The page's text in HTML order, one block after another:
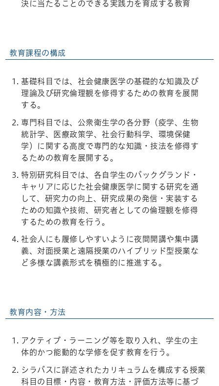
決に当たることのできる実践力を育成する教育
教育課程の構成
基礎科目では、社会健康医学の基礎的な知識及び
理論及び研究倫理観を修得するための教育を展開
する。
専門科目では、公衆衛生学の各分野（疫学、生物
統計学、医療政策学、社会行動科学、環境保健
学）に関する高度で専門的な知識・技法を修得す
るための教育を展開する。
特別研究科目では、各自学生のバックグランド・
キャリアに応じた社会健康医学に関する研究を通
して、研究力の向上、研究成果の発信・実装する
ための知識や技術、研究者としての倫理観を修得
するための教育を行う。
社会人にも履修しやすいように夜間開講や集中講
義、対面授業と遠隔授業のハイブリッド型授業な
ど多様な講義形式を積極的に推進する。
教育内容・方法
アクティブ・ラーニング等を取り入れ、学生の主
体的かつ能動的な学修を促す教育を行う。
シラバスに詳述されたカリキュラムを構成する授業
科目の目標・内容・教育方法・評価方法等に基づ